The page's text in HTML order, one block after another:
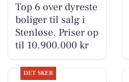
Top 6 over dyreste
boliger til salg i
Stenløse. Priser op
til 10.900.000 kr
DET SKER